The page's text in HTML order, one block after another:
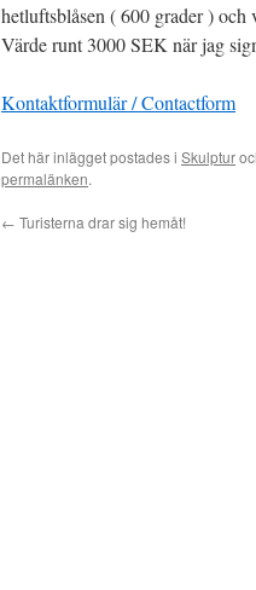
hetluftsblåsen ( 600 grader ) och
Värde runt 3000 SEK när jag
Kontaktformulär / Contactform
Det här inlägget postades i Skulptur
permalänken.
← Turisterna drar sig hemåt!